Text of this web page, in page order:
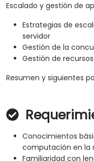
Escalado y gestión de
Estrategias de
servidor
Gestión de la
Gestión de
Resumen y siguientes
Conocimientos
computación en la
Familiaridad con